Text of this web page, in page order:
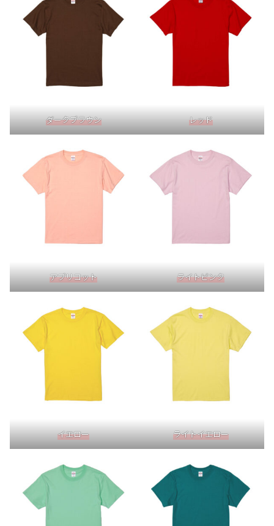
ダークブラウン レッド
アプリコット ライトピンク
イエロー ライトイエロー